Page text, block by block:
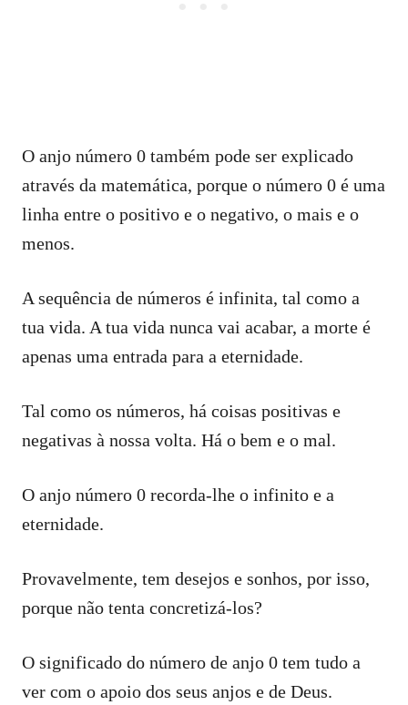
O anjo número 0 também pode ser explicado
através da matemática, porque o número 0 é uma
linha entre o positivo e o negativo, o mais e o
menos.
A sequência de números é infinita, tal como a
tua vida. A tua vida nunca vai acabar, a morte é
apenas uma entrada para a eternidade.
Tal como os números, há coisas positivas e
negativas à nossa volta. Há o bem e o mal.
O anjo número 0 recorda-lhe o infinito e a
eternidade.
Provavelmente, tem desejos e sonhos, por isso,
porque não tenta concretizá-los?
O significado do número de anjo 0 tem tudo a
ver com o apoio dos seus anjos e de Deus.